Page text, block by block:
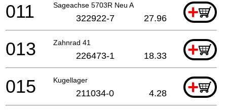
Sageachse 5703R Neu A +
011 322922-7 27.96
Zahnrad 41 +
013 226473-1 18.33
Kugellager +
015 211034-0 4.28